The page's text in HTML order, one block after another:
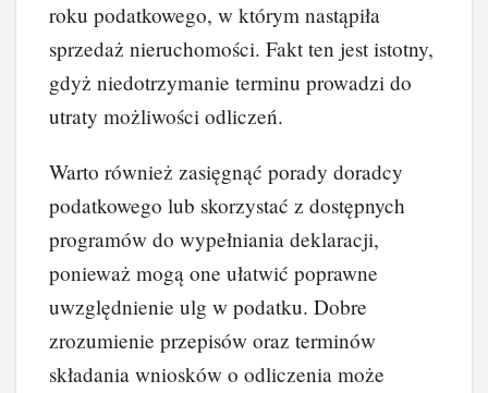
roku podatkowego, w którym nastąpiła
sprzedaż nieruchomości. Fakt ten jest istotny,
gdyż niedotrzymanie terminu prowadzi do
utraty możliwości odliczeń.
Warto również zasięgnąć porady doradcy
podatkowego lub skorzystać z dostępnych
programów do wypełniania deklaracji,
ponieważ mogą one ułatwić poprawne
uwzględnienie ulg w podatku. Dobre
zrozumienie przepisów oraz terminów
składania wniosków o odliczenia może